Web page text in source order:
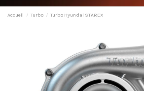
Accueil Turbo Turbo Hyundai STAREX